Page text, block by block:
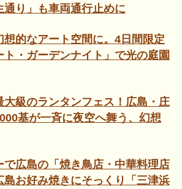
通り」も車両通行止めに
想的なアート空間に。4日間限定
ト・ガーデンナイト」で光の庭園
大級のランタンフェス！広島・庄
基が一斉に夜空へ舞う、幻想
で広島の「焼き鳥店・中華料理店
島お好み焼きにそっくり「三津浜